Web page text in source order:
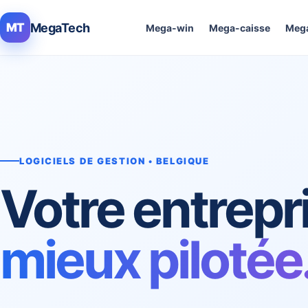
MT MegaTech Mega-win Mega-caisse
LOGICIELS DE GESTION • BELGIQUE
Votre
mieux